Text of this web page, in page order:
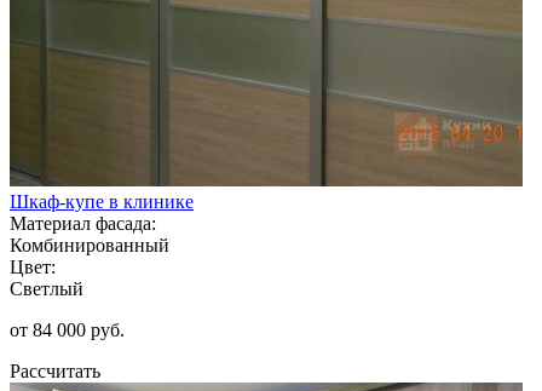
Шкаф-купе в клинике
Материал фасада:
Комбинированный
Цвет:
Светлый
от 84 000 руб.
Рассчитать